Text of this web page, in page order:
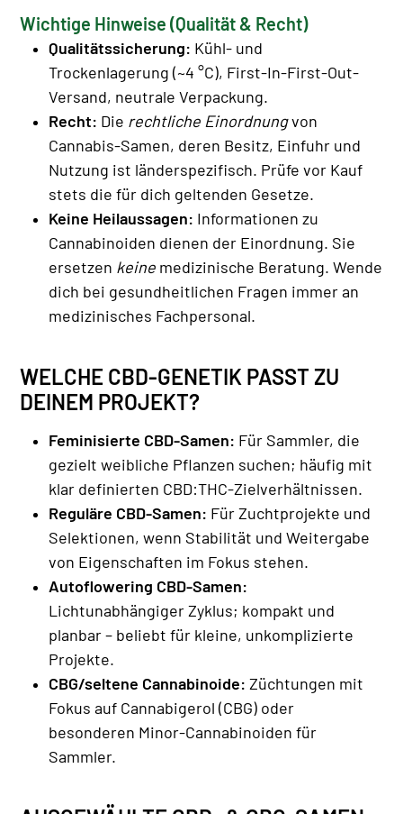
Wichtige Hinweise (Qualität & Recht)
Qualitätssicherung: Kühl- und
Trockenlagerung (~4 °C), First-In-First-Out-
Versand, neutrale Verpackung.
Recht: Die rechtliche Einordnungvon
Cannabis-Samen, deren Besitz, Einfuhr und
Nutzung ist länderspezifisch. Prüfe vor Kauf
stets die für dich geltenden Gesetze.
Keine Heilaussagen: Informationen zu
Cannabinoiden dienen der Einordnung. Sie
ersetzen keine medizinische Beratung. Wende
dich bei gesundheitlichen Fragen immer an
medizinisches Fachpersonal.
WELCHE CBD-GENETIK PASST ZU
DEINEM PROJEKT?
Feminisierte CBD-Samen: Für Sammler, die
gezielt weibliche Pflanzen suchen; häufig mit
klar definierten CBD:THC-Zielverhältnissen.
Reguläre CBD-Samen: Für Zuchtprojekte und
Selektionen, wenn Stabilität und Weitergabe
von Eigenschaften im Fokus stehen.
Autoflowering CBD-Samen:
Lichtunabhängiger Zyklus; kompakt und
planbar – beliebt für kleine, unkomplizierte
Projekte.
CBG/seltene Cannabinoide: Züchtungen mit
Fokus auf Cannabigerol (CBG) oder
besonderen Minor-Cannabinoiden für
Sammler.